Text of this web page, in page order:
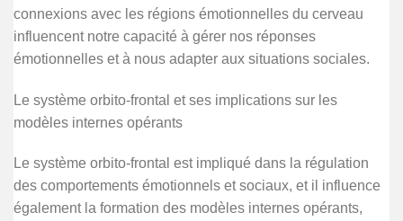
connexions avec les régions émotionnelles du cerveau
influencent notre capacité à gérer nos réponses
émotionnelles et à nous adapter aux situations sociales.
Le système orbito-frontal et ses implications sur les
modèles internes opérants
Le système orbito-frontal est impliqué dans la régulation
des comportements émotionnels et sociaux, et il influence
également la formation des modèles internes opérants,